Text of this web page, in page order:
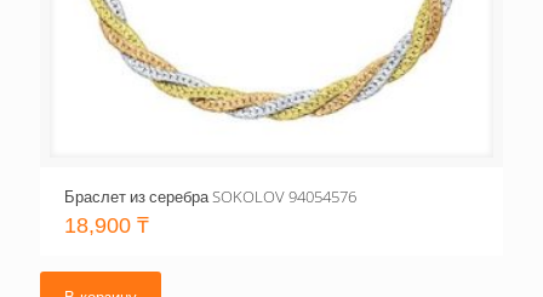
Браслет из серебра SOKOLOV 94054576
18,900 ₸